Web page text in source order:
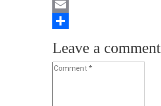
Mastodon
Email
Leave a comment